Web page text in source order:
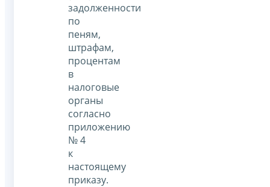
задолженности
по
пеням,
штрафам,
процентам
в
налоговые
органы
согласно
приложению
№ 4
к
настоящему
приказу.